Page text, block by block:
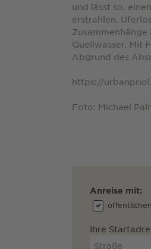
und lässt so,
erstrahlen.
Quellwasser. Mit
Abgrund des
https://
Foto: Michael
Anreise mit:
Ihre